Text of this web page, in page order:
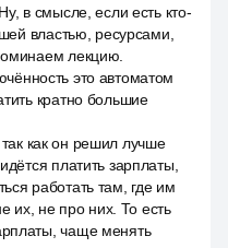
в смысле, если есть кто-
властью, ресурсами,
лекцию.
это автоматом
кратно большие
как он решил лучше
платить зарплаты,
работать там, где им
их, не про них. То есть
чаще менять